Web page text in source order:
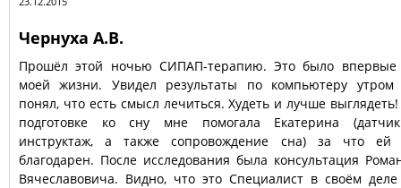
Чернуха А.В.
Прошёл этой ночью СИПАП-терапию. Это было
моей жизни. Увидел результаты по компьютеру
понял, что есть смысл лечиться. Худеть и лучше
подготовке ко сну мне помогала Екатерина
инструктаж, а также сопровождение сна) за что ей
благодарен. После исследования была консультация
Вячеславовича. Видно, что это Специалист в своём